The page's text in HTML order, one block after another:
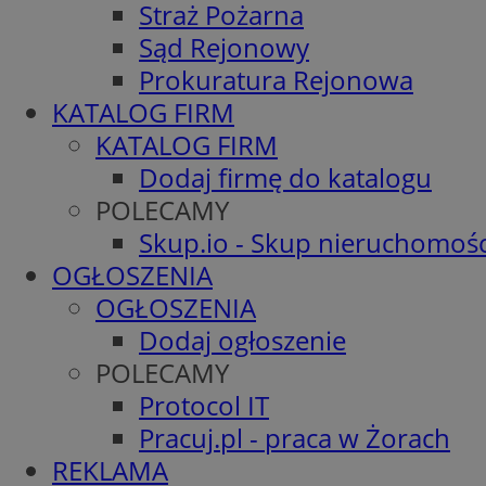
Straż Pożarna
Sąd Rejonowy
Prokuratura Rejonowa
KATALOG FIRM
KATALOG FIRM
Dodaj firmę do katalogu
POLECAMY
Skup.io - Skup
OGŁOSZENIA
OGŁOSZENIA
Dodaj ogłoszenie
POLECAMY
Protocol IT
Pracuj.pl - praca w Żorach
REKLAMA